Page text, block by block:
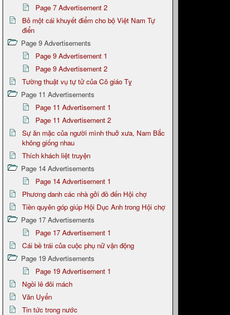
Page 7 Advertisement 2
Bỏ một cái khuyết điểm cho bộ Việt Nam Tự
điển
Page 9 Advertisements
Page 9 Advertisement 1
Page 9 Advertisement 2
Tường thuật vụ tự tử của Cô giáo Tỵ
Page 11 Advertisements
Page 11 Advertisement 1
Page 11 Advertisement 2
Sự ăn mặc của người mình thuở xưa, Nam Bắc
không giống nhau
Thích khách liệt truyện
Page 14 Advertisements
Page 14 Advertisement 1
Phương danh các nhà gởi đồ đến Hội chợ
Tiền quyên góp giúp Hội Dục Anh trong Hội chợ
Page 17 Advertisements
Page 17 Advertisement 1
Cái bề trái của cuộc phụ nữ vận động
Page 19 Advertisements
Page 19 Advertisement 1
Ngồi lê đôi mách
Văn Uyển
Tin tức trong nước